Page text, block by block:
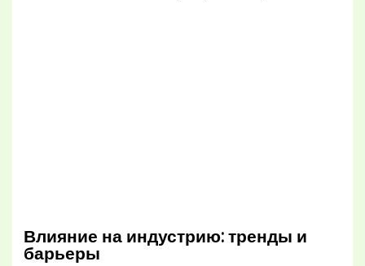
Влияние на индустрию: тренды и
барьеры